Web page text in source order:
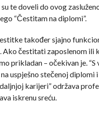
te doveli do ovog
“Čestitam na diplomi”.
također sjajno
Ako čestitati zaposlenom ili
prikladan – očekivan je. “S
uspješno stečenoj diplomi
karijeri” održava
iskrenu sreću.